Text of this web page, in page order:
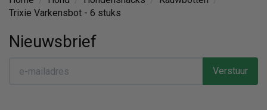
Trixie Varkensbot - 6 stuks
Nieuwsbrief
Verstuur